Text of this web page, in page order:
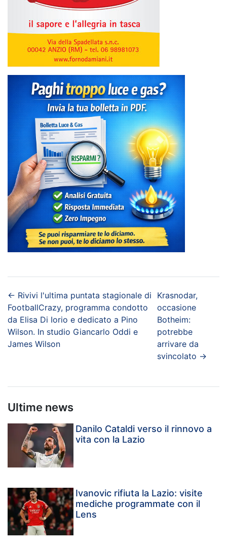
← Rivivi l'ultima puntata stagionale di
FootballCrazy, programma condotto
da Elisa Di Iorio e dedicato a Pino
Wilson. In studio Giancarlo Oddi e
James Wilson
Krasnodar,
occasione
Botheim:
potrebbe
arrivare da
svincolato →
Ultime news
Danilo Cataldi verso il rinnovo a
vita con la Lazio
Ivanovic rifiuta la Lazio: visite
mediche programmate con il
Lens